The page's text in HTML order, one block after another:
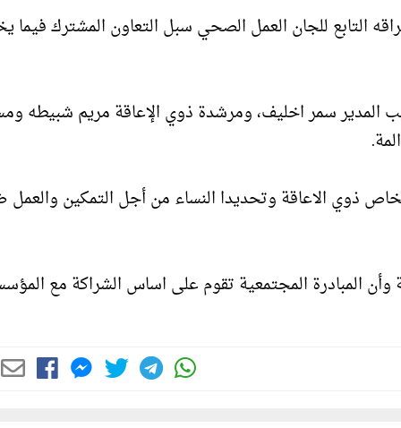
التابع للجان العمل الصحي سبل التعاون المشترك
المدير سمر اخليف، ومرشدة ذوي الإعاقة مريم شبيطه
ذوي الاعاقة وتحديدا النساء من أجل التمكين
وأن المبادرة المجتمعية تقوم على اساس الشراكة مع